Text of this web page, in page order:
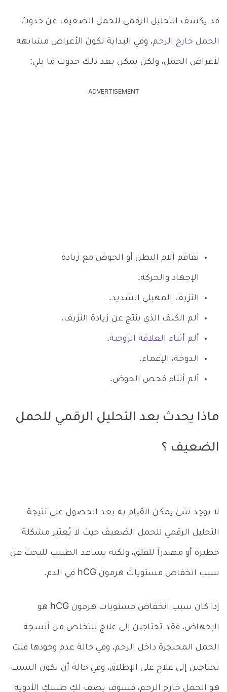
قد يكشف التحليل الرقمي للحمل الضعيف عن حدوث
الحمل خارج الرحم، وفي البداية تكون الأعراض مشابهة
لأعراض الحمل، ولكن يمكن بعد ذلك حدوث ما يلي:
ADVERTISEMENT
تفاقم آلام البطن أو الحوض مع زيادة
الإجهاد والحركة.
النزيف المهبلي الشديد.
ألم الكتف الذي ينتج عن زيادة النزيف.
ألم أثناء العلاقة الزوجية.
الدوخة، الإغماء.
ألم أثناء فحص الحوض.
ماذا يحدث بعد التحليل الرقمي للحمل
الضعيف ؟
لا يوجد شئ يمكن القيام به بعد الحصول على نتيجة
التحليل الرقمي للحمل الضعيف حيث لا يُعتبر مشكلة
خطيرة أو مصدراً للقلق، ولكنه يساعد الطبيب للبحث عن
سبب انخفاض مستويات هرمون hCG في الدم.
إذا كان سبب انخفاض مستويات هرمون hCG هو
الإجهاض، فقد تحتاجين إلى علاج للتخلص من أنسجة
الحمل المحتجزة داخل الرحم، وفي حالة عدم وجودها فلت
تحتاجين إلى علاج على الإطلاق، وفي حالة أن يكون السبب
هو الحمل خارج الرحم، فسوف يصف لكِ طبيبكِ الأدوية